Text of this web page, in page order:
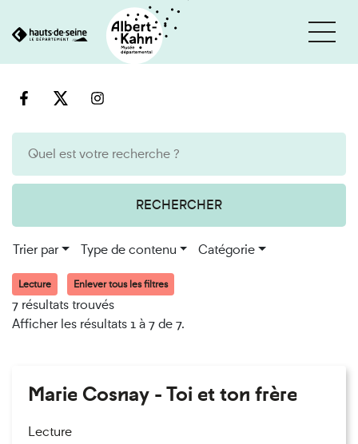
au
RECHERCHER
Trier par Type de contenu Catégorie
Lecture Enlever tous les filtres
7 résultats trouvés
Afficher les résultats 1 à 7 de 7.
Marie Cosnay - Toi et ton frère
Lecture
Cookies et traceurs utilisés sur ce site